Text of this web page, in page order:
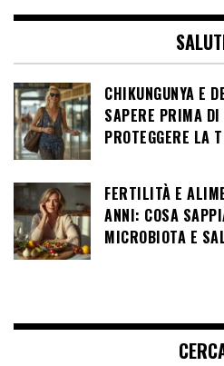
CHIKUNGUNYA E
SAPERE PRIMA
PROTEGGERE LA
FERTILITÀ E
ANNI: COSA
MICROBIOTA E